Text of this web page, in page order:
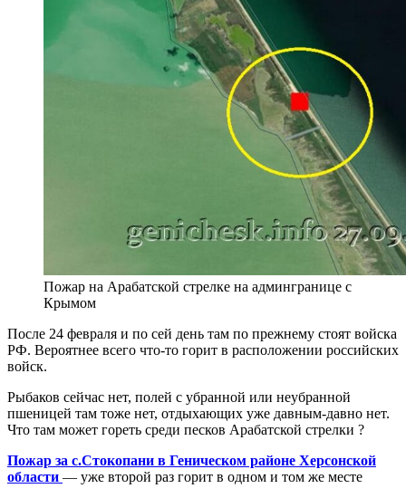
Пожар на Арабатской стрелке на админгранице с
Крымом
После 24 февраля и по сей день там по прежнему стоят войска
РФ. Вероятнее всего что-то горит в расположении российских
войск.
Рыбаков сейчас нет, полей с убранной или неубранной
пшеницей там тоже нет, отдыхающих уже давным-давно нет.
Что там может гореть среди песков Арабатской стрелки ?
Пожар за с.Стокопани в Геническом районе Херсонской
области — уже второй раз горит в одном и том же месте